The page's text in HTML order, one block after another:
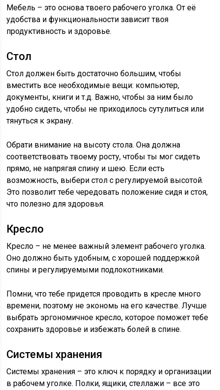
Мебель – это основа твоего рабочего уголка. От её
удобства и функциональности зависит твоя
продуктивность и здоровье.
Стол
Стол должен быть достаточно большим, чтобы
вместить все необходимые вещи: компьютер,
документы, книги и т.д. Важно, чтобы за ним было
удобно сидеть, чтобы не приходилось сутулиться или
тянуться к экрану.
Обрати внимание на высоту стола. Она должна
соответствовать твоему росту, чтобы ты мог сидеть
прямо, не напрягая спину и шею. Если есть
возможность, выбери стол с регулируемой высотой.
Это позволит тебе чередовать положение сидя и стоя,
что полезно для здоровья.
Кресло
Кресло – не менее важный элемент рабочего уголка.
Оно должно быть удобным, с хорошей поддержкой
спины и регулируемыми подлокотниками.
Помни, что тебе придется проводить в кресле много
времени, поэтому не экономь на его качестве. Лучше
выбрать эргономичное кресло, которое поможет тебе
сохранить здоровье и избежать болей в спине.
Системы хранения
Системы хранения – это ключ к порядку и организации
в рабочем уголке. Полки, ящики, стеллажи – все это